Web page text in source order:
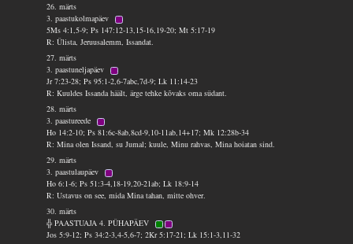
26. märts
3. paastukolmapäev
5Ms 4:1,5-9; Ps 147:12-13,15-16,19-20; Mt 5:17-19
R: Ülista, Jeruusalemm, Issandat.
27. märts
3. paastuneljapäev
Jr 7:23-28; Ps 95:1-2,6-7abc,7d-9; Lk 11:14-23
R: Kuuldes Issanda häält, ärge tehke kõvaks oma südant.
28. märts
3. paastureede
Ho 14:2-10; Ps 81:6c-8ab,8cd-9,10-11ab,14+17; Mk 12:28b-34
R: Mina olen Issand, su Jumal; kuule, Minu rahvas, Mina hoiatan sind.
29. märts
3. paastulaupäev
Ho 6:1-6; Ps 51:3-4,18-19,20-21ab; Lk 18:9-14
R: Ustavus on see, mida Mina tahan, mitte ohver.
30. märts
╬ PAASTUAJA 4. PÜHAPÄEV
Jos 5:9-12; Ps 34:2-3,4-5,6-7; 2Kr 5:17-21; Lk 15:1-3,11-32